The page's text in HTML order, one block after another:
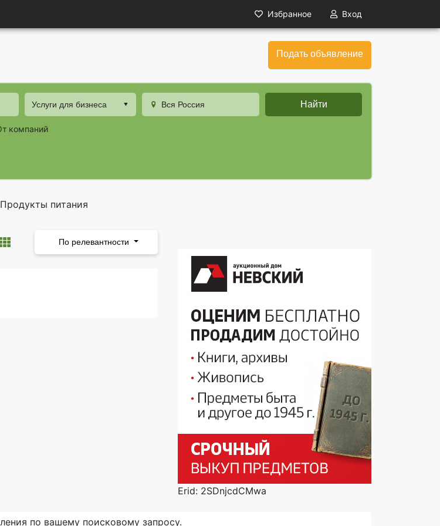
Избранное Вход
Подать объявление
Услуги для бизнеса Вся Россия Найти
компаний
Продукты питания
По релевантности
Erid: 2SDnjcdCMwa
по вашему поисковому запросу.